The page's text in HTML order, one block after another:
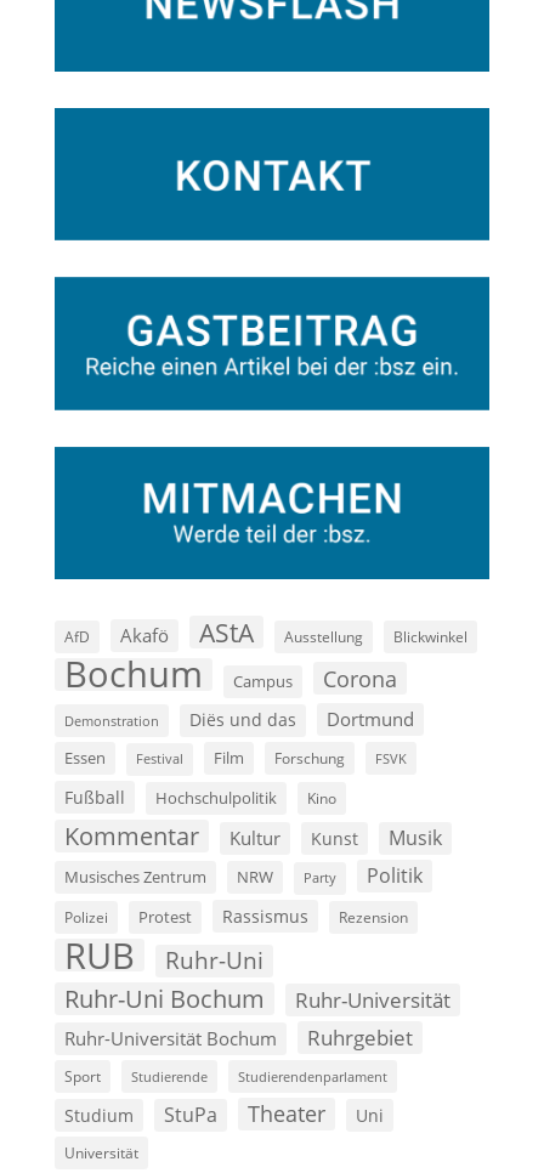
AfD Akafö AStA Ausstellung Blickwinkel
Bochum Campus Corona
Demonstration Diës und das Dortmund
Essen Festival Film Forschung FSVK
Fußball Hochschulpolitik Kino
Kommentar Kultur Kunst Musik
Musisches Zentrum NRW Party Politik
Polizei Protest Rassismus Rezension
RUB Ruhr-Uni
Ruhr-Uni Bochum Ruhr-Universität
Ruhr-Universität Bochum Ruhrgebiet
Sport Studierende Studierendenparlament
Studium StuPa Theater Uni
Universität